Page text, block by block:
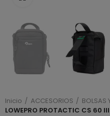
Inicio ACCESORIOS
BOLSAS
LOWEPRO PROTACTIC CS 60 III